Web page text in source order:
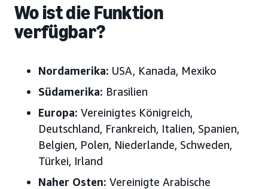
Wo ist die Funktion
verfügbar?
Nordamerika: USA, Kanada, Mexiko
Südamerika: Brasilien
Europa: Vereinigtes Königreich,
Deutschland, Frankreich, Italien, Spanien,
Belgien, Polen, Niederlande, Schweden,
Türkei, Irland
Naher Osten: Vereinigte Arabische